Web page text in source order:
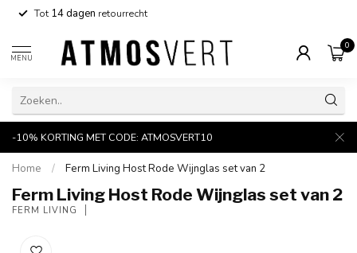
Tot14 dagen retourrecht
MENU
0
-10% KORTING MET CODE: ATMOSVERT10
Home / Ferm Living Host Rode Wijnglas set van 2
Ferm Living Host Rode Wijnglas set van 2
FERM LIVING